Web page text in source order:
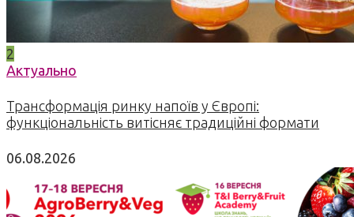
2
Актуально
Трансформація ринку напоїв у Європі:
функціональність витісняє традиційні формати
06.08.2026